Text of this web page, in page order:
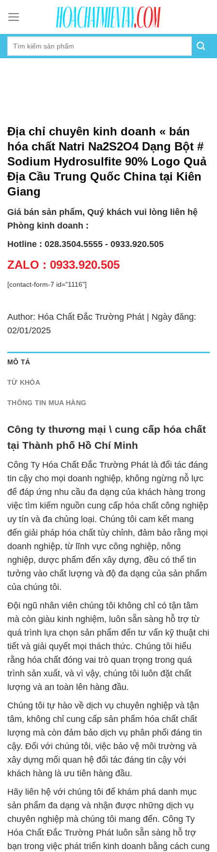
content
Địa chỉ chuyên kinh doanh « bán
hóa chất Natri Na2S2O4 Dạng Bột #
Sodium Hydrosulfite 90% Logo Quả
Địa Cầu Trung Quốc China tại Kiên
Giang
Giá bán sản phẩm, Quý khách vui lòng liên hệ
Phòng kinh doanh :
Hotline : 028.3504.5555 - 0933.920.505
ZALO : 0933.920.505
[contact-form-7 id="1116"]
Author: Hóa Chất Đắc Trường Phát | Ngày đăng:
02/01/2025
MÔ TẢ
TỪ KHÓA
THÔNG TIN MUA HÀNG
Công ty thương mại \ cung cấp hóa chất
tại Thành phố Hồ Chí Minh
Công Ty Hóa Chất Đắc Trường Phát là đối tác đáng
tin cậy cho mọi doanh nghiệp, không ngừng nỗ lực
để đáp ứng nhu cầu đa dạng của khách hàng trong
việc tìm kiếm nguồn cung cấp hóa chất công nghiệp
uy tín và đa chủng loại. Chúng tôi cam kết mang
đến giải pháp hóa chất tùy chỉnh, đảm bảo rằng mọi
doanh nghiệp, từ lĩnh vực công nghiệp, nông
nghiệp, dược phẩm đến xây dựng, đều có thể tin
tưởng vào chất lượng và độ đa dạng của sản phẩm
của chúng tôi.
Đội ngũ nhân viên chúng tôi không chỉ có tận tâm
mà còn giàu kinh nghiệm, luôn sẵn sàng hỗ trợ từ
quá trình lựa chọn sản phẩm đến tư vấn kỹ thuật chi
tiết và giải quyết mọi thách thức. Chúng tôi hiểu
rằng hóa chất đóng vai trò quan trọng trong quá
trình sản xuất, và vì vậy, chúng tôi luôn đặt chất
lượng và an toàn lên hàng đầu.
Chúng tôi tự hào về dịch vụ chuyên nghiệp và tận
tâm, không chỉ cung cấp sản phẩm hóa chất chất
lượng mà còn đảm bảo dịch vụ phân phối đáng tin
cậy. Đối với chúng tôi, việc bảo vệ môi trường và
xây dựng mối quan hệ đối tác đáng tin cậy với
khách hàng là ưu tiên hàng đầu.
Hãy liên hệ với chúng tôi để khám phá danh mục
sản phẩm đa dạng và nhận được những dịch vụ
chuyên nghiệp mà chúng tôi mang đến. Công Ty
Hóa Chất Đắc Trường Phát luôn sẵn sàng hỗ trợ
bạn trong việc phát triển kinh doanh bằng cách cung